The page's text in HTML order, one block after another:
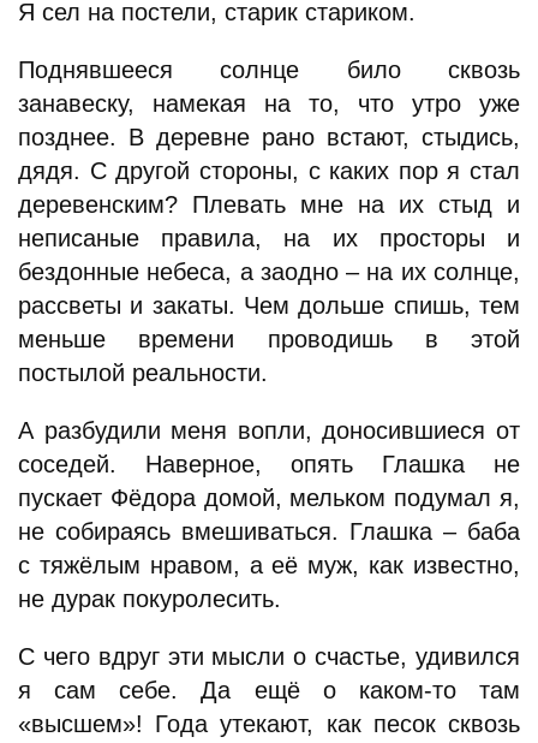
Я сел на постели, старик стариком.
Поднявшееся солнце било сквозь
занавеску, намекая на то, что утро уже
позднее. В деревне рано встают, стыдись,
дядя. С другой стороны, с каких пор я стал
деревенским? Плевать мне на их стыд и
неписаные правила, на их просторы и
бездонные небеса, а заодно – на их солнце,
рассветы и закаты. Чем дольше спишь, тем
меньше времени проводишь в этой
постылой реальности.
А разбудили меня вопли, доносившиеся от
соседей. Наверное, опять Глашка не
пускает Фёдора домой, мельком подумал я,
не собираясь вмешиваться. Глашка – баба
с тяжёлым нравом, а её муж, как известно,
не дурак покуролесить.
С чего вдруг эти мысли о счастье, удивился
я сам себе. Да ещё о каком-то там
«высшем»! Года утекают, как песок сквозь